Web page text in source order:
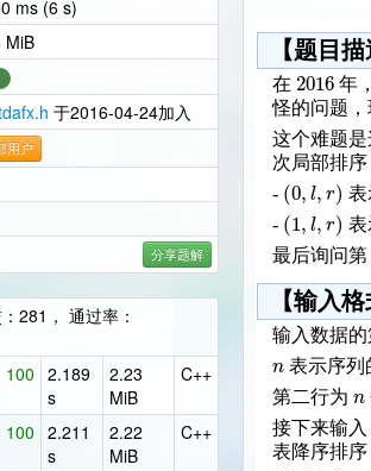
ms (6 s)
MiB
于2016-04-24加入
用户
分享题解
281， 通过率：
100 2.189
s
2.23
MiB
C++
100 2.211
s
2.22
MiB
C++
【题目
在 2016 年
怪的问题
这个难题
次局部排
- (0,l,r)
- (1,l,r)
最后询问第
【输入
输入数据
n 表示序列
第二行为 n
接下来输入
表降序排序